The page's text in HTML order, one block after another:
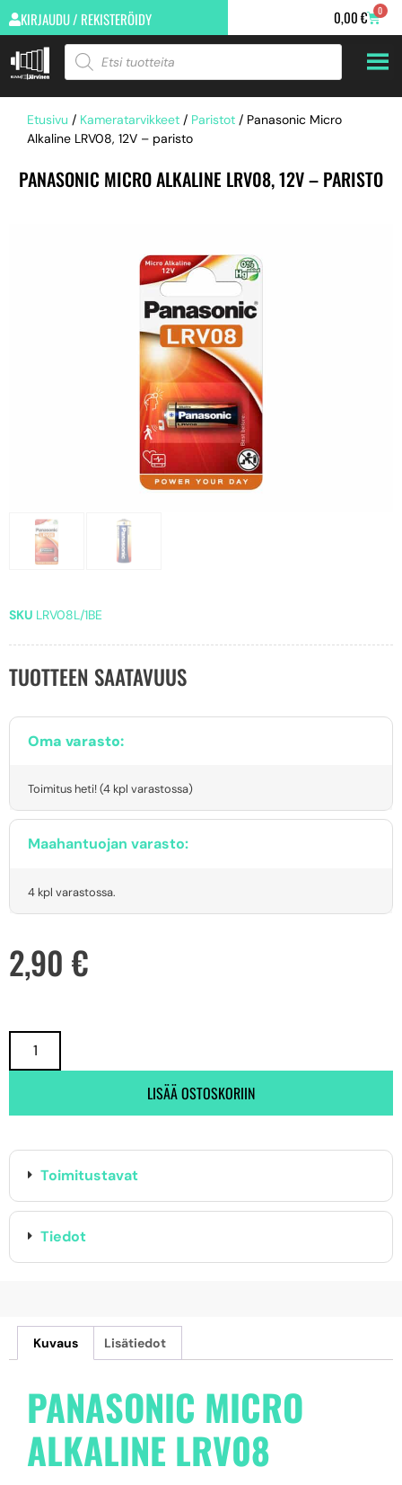
KIRJAUDU / REKISTERÖIDY 0,00€ 0
Etusivu / Kameratarvikkeet / Paristot / Panasonic Micro
Alkaline LRV08, 12V – paristo
PANASONIC MICRO ALKALINE LRV08, 12V – PARISTO
SKU LRV08L/1BE
TUOTTEEN SAATAVUUS
Oma varasto:
Toimitus heti! (4 kpl varastossa)
Maahantuojan varasto:
4 kpl varastossa.
2,90 €
LISÄÄ OSTOSKORIIN
Toimitustavat
Tiedot
Kuvaus Lisätiedot
PANASONIC MICRO
ALKALINE LRV08